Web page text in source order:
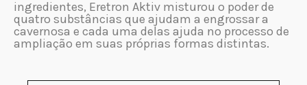
ingredientes, Eretron Aktiv misturou o poder de
quatro substâncias que ajudam a engrossar a
cavernosa e cada uma delas ajuda no processo de
ampliação em suas próprias formas distintas.